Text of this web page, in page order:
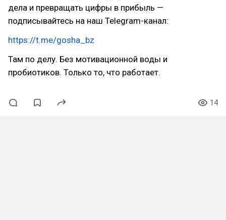
дела и превращать цифры в прибыль —
подписывайтесь на наш Telegram-канал:
https://t.me/gosha_bz
Там по делу. Без мотивационной воды и
пробиотиков. Только то, что работает.
14